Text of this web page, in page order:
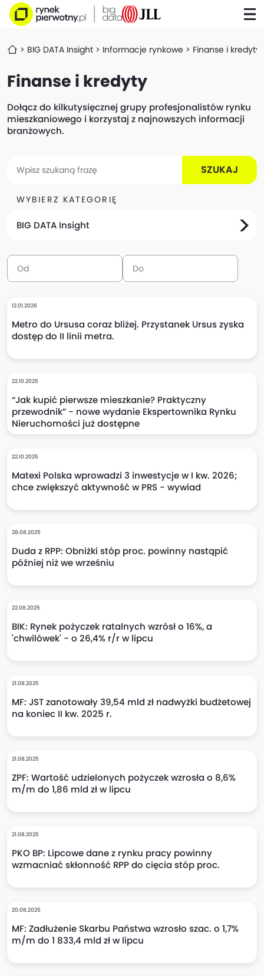
BIG DATA Insight Informacje rynkowe Finanse i kredyty
Finanse i kredyty
Dołącz do kilkutysięcznej grupy profesjonalistów rynku
mieszkaniowego i korzystaj z najnowszych informacji
branżowych.
SZUKAJ
WYBIERZ KATEGORIĘ
BIG DATA Insight
12.01.2026
Metro do Ursusa coraz bliżej. Przystanek Ursus zyska
dostęp do II linii metra.
22.10.2025
“Jak kupić pierwsze mieszkanie? Praktyczny
przewodnik” - nowe wydanie Ekspertownika Rynku
Nieruchomości już dostępne
22.10.2025
Matexi Polska wprowadzi 3 inwestycje w I kw. 2026;
chce zwiększyć aktywność w PRS - wywiad
28.08.2025
Duda z RPP: Obniżki stóp proc. powinny nastąpić
później niż we wrześniu
22.08.2025
BIK: Rynek pożyczek ratalnych wzrósł o 16%, a
'chwilówek' - o 26,4% r/r w lipcu
21.08.2025
MF: JST zanotowały 39,54 mld zł nadwyżki budżetowej
na koniec II kw. 2025 r.
21.08.2025
ZPF: Wartość udzielonych pożyczek wzrosła o 8,6%
m/m do 1,86 mld zł w lipcu
21.08.2025
PKO BP: Lipcowe dane z rynku pracy powinny
wzmacniać skłonność RPP do cięcia stóp proc.
20.08.2025
MF: Zadłużenie Skarbu Państwa wzrosło szac. o 1,7%
m/m do 1 833,4 mld zł w lipcu